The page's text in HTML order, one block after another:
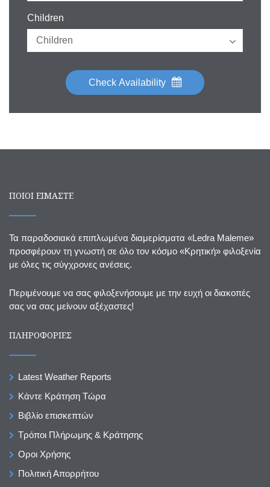
Children
Check Availability
ΠΟΙΟΙ ΕΙΜΑΣΤΕ
Τα παραδοσιακά επιπλωμένα διαμερίσματα «Ledra Maleme»
προσφέρουν τη γνωστή σε όλο τον κόσμο «Κρητική» φιλοξενία
με όλες τις σύγχρονες ανέσεις.
Περιμένουμε να σας φιλοξενήσουμε με την ευχή οι διακοπές
σας να σας μείνουν αξέχαστες!
ΠΛΗΡΟΦΟΡΙΕΣ
Latest Weather Reports
Κάντε Κράτηση Τώρα
Βιβλίο επισκεπτών
Τρόποι Πλήρωμης & Κράτησης
Οροι Χρήσης
Πολιτική Απορρήτου